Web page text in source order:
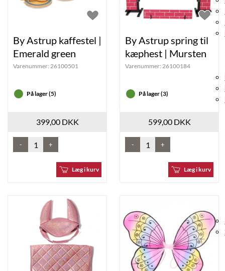
By Astrup kaffestel |
Emerald green
Varenummer: 26100501
På lager (5)
399,00 DKK
- +
Læg i kurv
By Astrup spring til
kæphest | Mursten
Varenummer:26100184
På lager (3)
599,00 DKK
- +
Læg i kurv